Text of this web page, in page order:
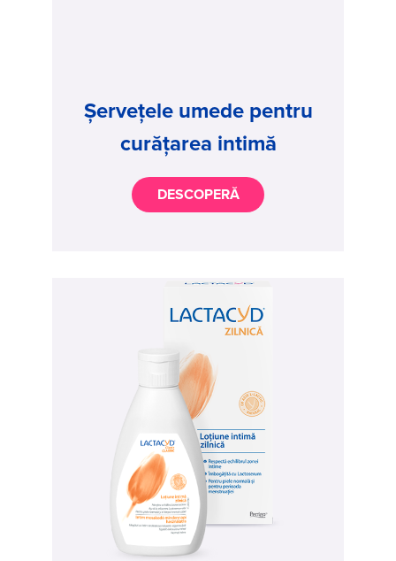
Șervețele umede pentru
curățarea intimă
DESCOPERĂ